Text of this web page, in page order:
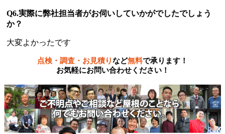
Q6.実際に弊社担当者がお伺いしていかがでしたでしょう
か？
大変よかったです
点検・調査・お見積りなど無料で承ります！
お気軽にお問い合わせください！